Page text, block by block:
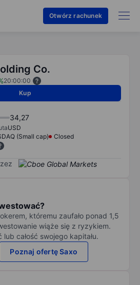
Otwórz rachunek
Co.
20:00:00
Kup
34,27
USD
(Small cap)
Closed
któremu zaufało ponad 1,5
wiąże się z ryzykiem.
całość swojego kapitału.
Poznaj ofertę Saxo